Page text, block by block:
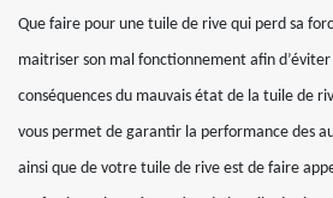
Que faire pour une tuile de rive qui perd sa
maitriser son mal fonctionnement afin
conséquences du mauvais état de la tuile de
vous permet de garantir la performance des
ainsi que de votre tuile de rive est de faire